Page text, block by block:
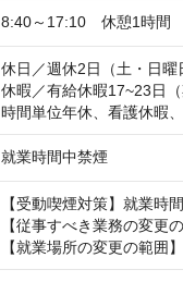
8:40～17:10　休憩1時間
休日／週休2日（土・日
休暇／有給休暇17~23日
時間単位年休、看護休暇
就業時間中禁煙
【受動喫煙対策】就業時
【従事すべき業務の変更
【就業場所の変更の範囲